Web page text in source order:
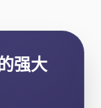
强大